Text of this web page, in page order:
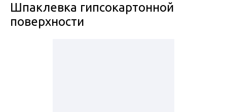
Шпаклевка гипсокартонной
поверхности